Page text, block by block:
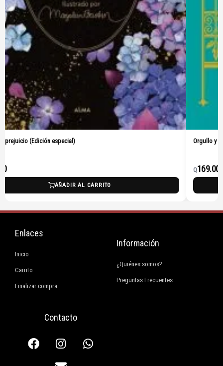
Enlaces
Inicio
Carrito
Finalizar compra
Información
¿Quiénes somos?
Preguntas Frecuentes
Contacto
F
a
I
n
s
W
h
E
n
v